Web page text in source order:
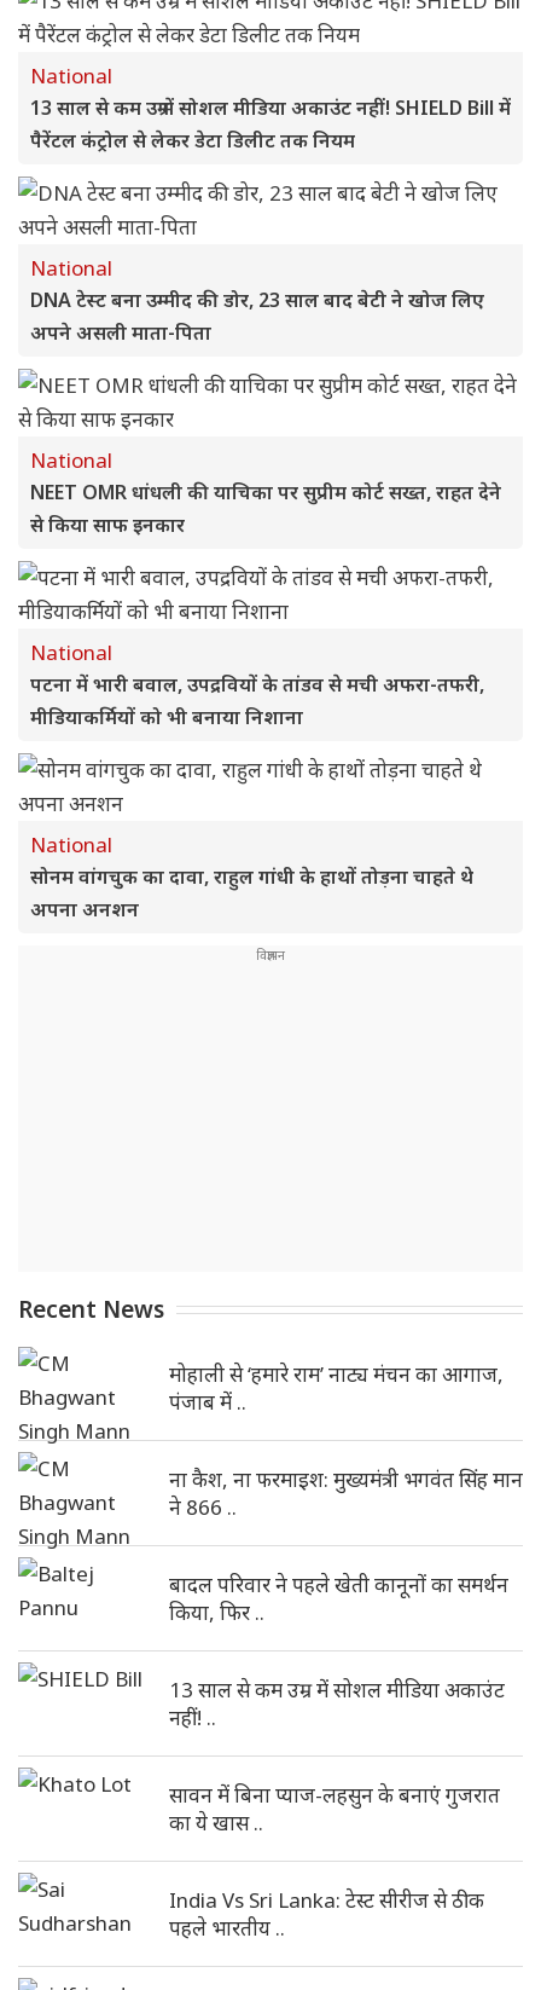
National
13 साल से कम उम्र में सोशल मीडिया अकाउंट नहीं! SHIELD Bill में
पैरेंटल कंट्रोल से लेकर डेटा डिलीट तक नियम
National
DNA टेस्ट बना उम्मीद की डोर, 23 साल बाद बेटी ने खोज लिए
अपने असली माता-पिता
National
NEET OMR धांधली की याचिका पर सुप्रीम कोर्ट सख्त, राहत देने
से किया साफ इनकार
National
पटना में भारी बवाल, उपद्रवियों के तांडव से मची अफरा-तफरी,
मीडियाकर्मियों को भी बनाया निशाना
National
सोनम वांगचुक का दावा, राहुल गांधी के हाथों तोड़ना चाहते थे
अपना अनशन
Recent News
मोहाली से ‘हमारे राम’ नाट्य मंचन का आगाज,
पंजाब में ..
ना कैश, ना फरमाइश: मुख्यमंत्री भगवंत सिंह मान
ने 866 ..
बादल परिवार ने पहले खेती कानूनों का समर्थन
किया, फिर ..
13 साल से कम उम्र में सोशल मीडिया अकाउंट
नहीं! ..
सावन में बिना प्याज-लहसुन के बनाएं गुजरात
का ये खास ..
India Vs Sri Lanka: टेस्ट सीरीज से ठीक
पहले भारतीय ..